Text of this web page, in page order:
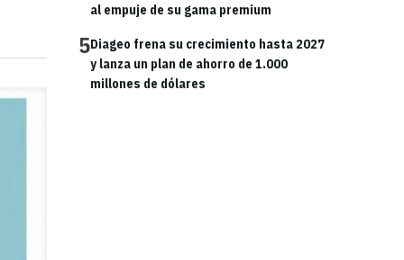
al empuje de su gama premium
5Diageo frena su crecimiento hasta 2027
y lanza un plan de ahorro de 1.000
millones de dólares